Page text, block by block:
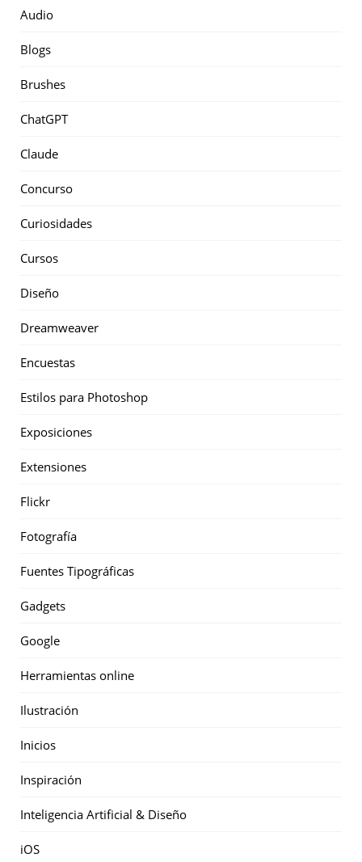
Audio
Blogs
Brushes
ChatGPT
Claude
Concurso
Curiosidades
Cursos
Diseño
Dreamweaver
Encuestas
Estilos para Photoshop
Exposiciones
Extensiones
Flickr
Fotografía
Fuentes Tipográficas
Gadgets
Google
Herramientas online
Ilustración
Inicios
Inspiración
Inteligencia Artificial & Diseño
iOS